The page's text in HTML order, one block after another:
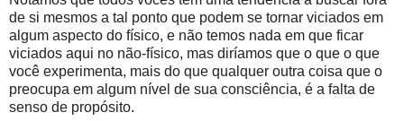
de si mesmos a tal ponto que podem se tornar viciados em
algum aspecto do físico, e não temos nada em que ficar
viciados aqui no não-físico, mas diríamos que o que o que
você experimenta, mais do que qualquer outra coisa que o
preocupa em algum nível de sua consciência, é a falta de
senso de propósito.